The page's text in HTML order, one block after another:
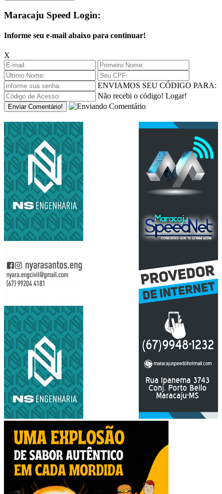
Maracaju Speed Login:
Informe seu e-mail abaixo para continuar!
X
ENVIAMOS SEU CÓDIGO PARA:
Não recebi o código! Logar!
Enviar Comentário!